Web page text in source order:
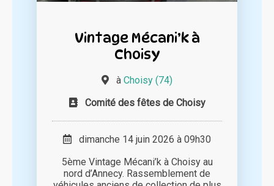
Vintage Mécani’k à
Choisy
à Choisy (74)
Comité des fêtes de Choisy
dimanche 14 juin 2026 à 09h30
5ème Vintage Mécani’k à Choisy au
nord d’Annecy. Rassemblement de